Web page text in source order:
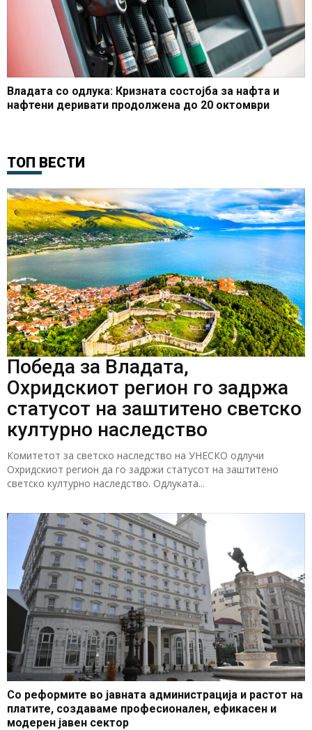
Владата со одлука: Кризната состојба за нафта и
нафтени деривати продолжена до 20 октомври
ТОП ВЕСТИ
Победа за Владата,
Охридскиот регион го задржа
статусот на заштитено светско
културно наследство
Комитетот за светско наследство на УНЕСКО одлучи
Охридскиот регион да го задржи статусот на заштитено
светско културно наследство. Одлуката...
Со реформите во јавната администрација и растот на
платите, создаваме професионален, ефикасен и
модерен јавен сектор